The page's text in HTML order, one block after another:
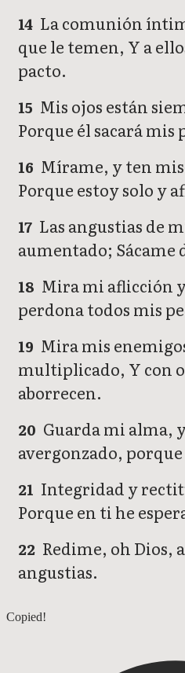
14 La comunión
que le temen, Y a
pacto.
15 Mis ojos están
Porque él sacará mis
16 Mírame, y ten
Porque estoy solo y
17 Las angustias de
aumentado; Sácame
18 Mira mi aflicción
perdona todos mis
19 Mira mis
multiplicado, Y con
aborrecen.
20 Guarda mi alma,
avergonzado,
21 Integridad y
Porque en ti he
22 Redime, oh Dios,
angustias.
Salmos 24
Copied!